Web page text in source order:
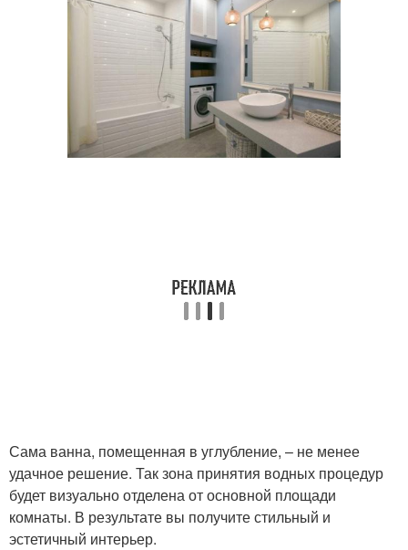
Сама ванна, помещенная в углубление, – не менее
удачное решение. Так зона принятия водных процедур
будет визуально отделена от основной площади
комнаты. В результате вы получите стильный и
эстетичный интерьер.